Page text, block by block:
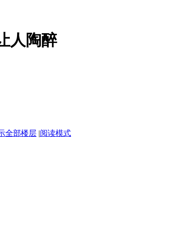
人陶醉
全部楼层 |阅读模式